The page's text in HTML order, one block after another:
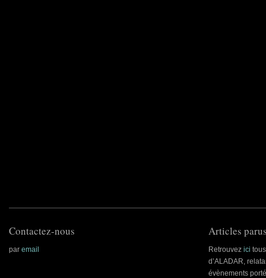
Contactez-nous
par email
Articles
Retrouvez ici
d’ALADAR,
évènements